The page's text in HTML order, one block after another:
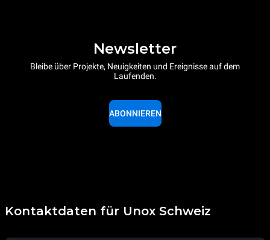
Newsletter
Bleibe über Projekte, Neuigkeiten und Ereignisse auf dem
Laufenden.
ABONNIEREN
Kontaktdaten für Unox Schweiz